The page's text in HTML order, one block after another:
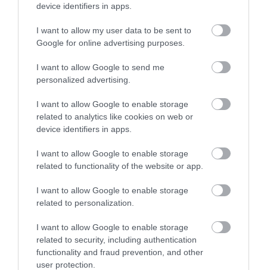
device identifiers in apps.
I want to allow my user data to be sent to
Google for online advertising purposes.
I want to allow Google to send me
personalized advertising.
I want to allow Google to enable storage
related to analytics like cookies on web or
device identifiers in apps.
I want to allow Google to enable storage
related to functionality of the website or app.
I want to allow Google to enable storage
related to personalization.
I want to allow Google to enable storage
related to security, including authentication
functionality and fraud prevention, and other
user protection.
Ne maradjon le a legfrissebb hírekről, kövessen
bennünket az EGRI ÜGYEK Google Hírek oldalán!
VISSZA A FŐOLDALRA
Legfrissebb híreink
KÉT AUTÓ ÜTKÖZÖTT BOGÁCSON, A
MENTŐK IS A HELYSZÍNRE ÉRKE...
2026. augusztus 06|Riasztó